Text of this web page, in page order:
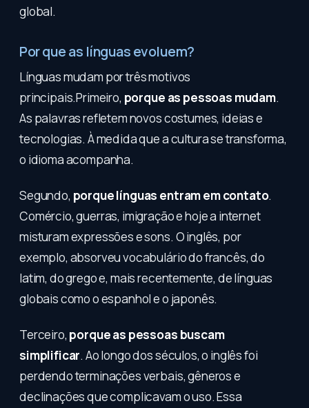
global.
Por que as línguas evoluem?
Línguas mudam por três motivos
principais.Primeiro, porque as pessoas mudam.
As palavras refletem novos costumes, ideias e
tecnologias. À medida que a cultura se transforma,
o idioma acompanha.
Segundo, porque línguas entram em contato.
Comércio, guerras, imigração e hoje a internet
misturam expressões e sons. O inglês, por
exemplo, absorveu vocabulário do francês, do
latim, do grego e, mais recentemente, de línguas
globais como o espanhol e o japonês.
Terceiro, porque as pessoas buscam
simplificar. Ao longo dos séculos, o inglês foi
perdendo terminações verbais, gêneros e
declinações que complicavam o uso. Essa